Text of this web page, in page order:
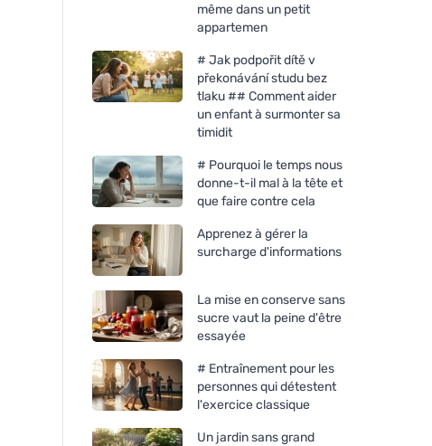
même dans un petit
appartemen
# Jak podpořit dítě v
překonávání studu bez
tlaku ## Comment aider
un enfant à surmonter sa
timidit
# Pourquoi le temps nous
donne-t-il mal à la tête et
que faire contre cela
Apprenez à gérer la
surcharge d'informations
La mise en conserve sans
sucre vaut la peine d'être
essayée
# Entraînement pour les
personnes qui détestent
l'exercice classique
Un jardin sans grand